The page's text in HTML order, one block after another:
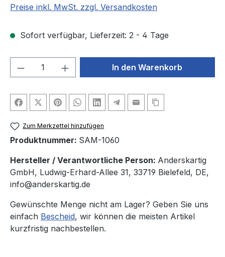
Preise inkl. MwSt. zzgl. Versandkosten
Sofort verfügbar, Lieferzeit: 2 - 4 Tage
Produkt Anzahl: Gib denIn den Warenkorb
Zum Merkzettel hinzufügen
Produktnummer: SAM-1060
Hersteller / Verantwortliche Person: Anderskartig
GmbH, Ludwig-Erhard-Allee 31, 33719 Bielefeld, DE,
info@anderskartig.de
Gewünschte Menge nicht am Lager? Geben Sie uns
einfach Bescheid, wir können die meisten Artikel
kurzfristig nachbestellen.